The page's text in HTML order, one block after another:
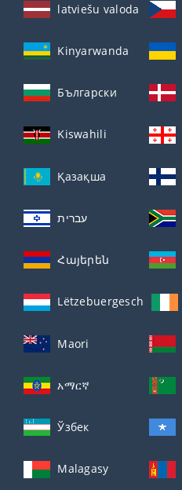
latviešu valoda
Kinyarwanda
Български
Kiswahili
Қазақша
עברית
Հայերեն
Lëtzebuergesch
Maori
አማርኛ
Ўзбек
Malagasy